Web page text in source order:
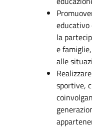
educativo
la
e
alle
sportive,